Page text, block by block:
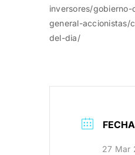
inversores/
general-accionistas/
del-dia/
FECHA
27 Mar